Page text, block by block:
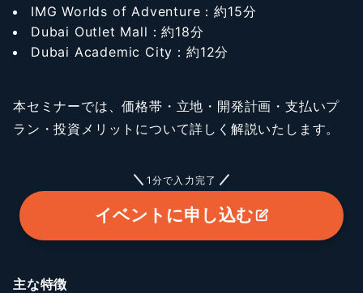
IMG Worlds of Adventure：約15分
Dubai Outlet Mall：約18分
Dubai Academic City：約12分
本セミナーでは、価格帯・立地・開発計画・支払いプ
ラン・投資メリットについて詳しく解説いたします。
1分で入力完了
イベントに申し込む
主な特徴